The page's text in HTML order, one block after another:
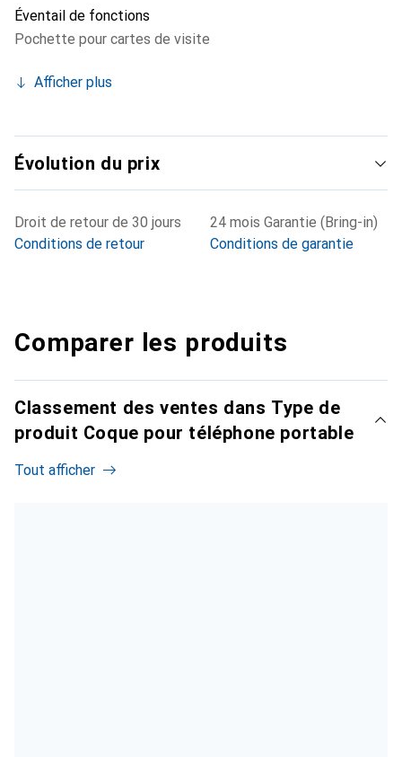
Éventail de fonctions
Pochette pour cartes de visite
Afficher plus
Évolution du prix
Droit de retour de 30 jours
Conditions de retour
24 mois Garantie (Bring-in)
Conditions de garantie
Comparer les produits
Classement des ventes dans Type de
produit Coque pour téléphone portable
Tout afficher